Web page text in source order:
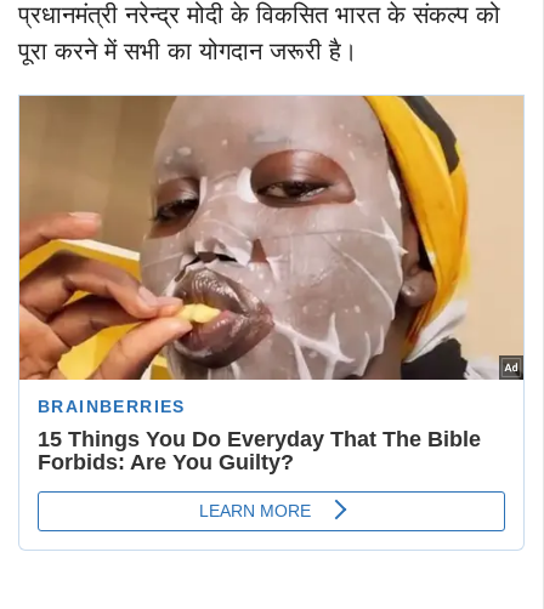
प्रधानमंत्री नरेन्द्र मोदी के विकसित भारत के संकल्प को
पूरा करने में सभी का योगदान जरूरी है।